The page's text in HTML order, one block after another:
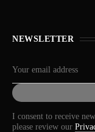
NEWSLETTER
I consent to receive
please review our